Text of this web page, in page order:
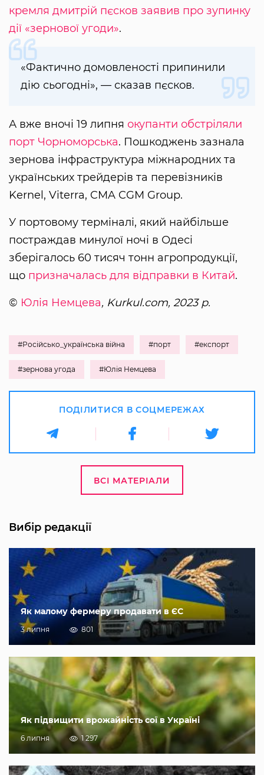
кремля дмитрій пєсков заявив про зупинку
дії «зернової угоди».
«Фактично домовленості припинили
дію сьогодні», — сказав пєсков.
А вже вночі 19 липня окупанти обстріляли
порт Чорноморська. Пошкоджень зазнала
зернова інфраструктура міжнародних та
українських трейдерів та перевізників
Kernel, Viterra, CMA CGM Group.
У портовому терміналі, який найбільше
постраждав минулої ночі в Одесі
зберігалось 60 тисяч тонн агропродукції,
що призначалась для відправки в Китай.
© Юлія Немцева, Kurkul.com, 2023 р.
#Російсько_українська війна #порт #експорт
#зернова угода #Юлія Немцева
ПОДІЛИТИСЯ В СОЦМЕРЕЖАХ
ВСІ МАТЕРІАЛИ
Вибір редакції
Як малому фермеру продавати в ЄС
3 липня 801
Як підвищити врожайність сої в Україні
6 липня 1 297